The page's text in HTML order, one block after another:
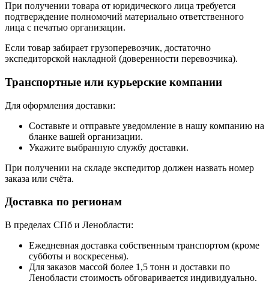
При получении товара от юридического лица требуется
подтверждение полномочий материально ответственного
лица с печатью организации.
Если товар забирает грузоперевозчик, достаточно
экспедиторской накладной (доверенности перевозчика).
Транспортные или курьерские компании
Для оформления доставки:
Составьте и отправьте уведомление в нашу компанию на
бланке вашей организации.
Укажите выбранную службу доставки.
При получении на складе экспедитор должен назвать номер
заказа или счёта.
Доставка по регионам
В пределах СПб и Ленобласти:
Ежедневная доставка собственным транспортом (кроме
субботы и воскресенья).
Для заказов массой более 1,5 тонн и доставки по
Ленобласти стоимость обговаривается индивидуально.